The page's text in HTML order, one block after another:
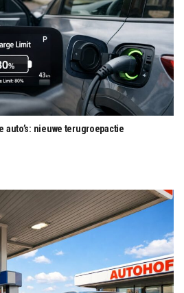
nieuwe terugroepactie